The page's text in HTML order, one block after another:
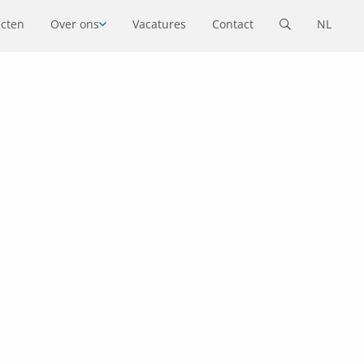
Over ons Vacatures Contact NL